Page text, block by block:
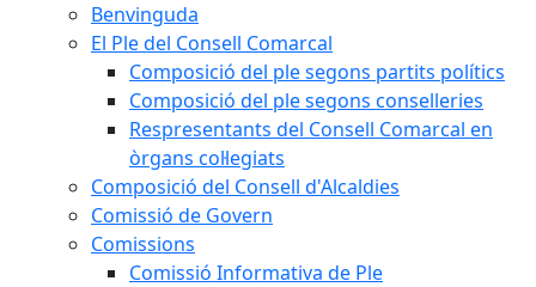
Benvinguda
El Ple del Consell Comarcal
Composició del ple segons partits polítics
Composició del ple segons conselleries
Respresentants del Consell Comarcal en
òrgans col·legiats
Composició del Consell d'Alcaldies
Comissió de Govern
Comissions
Comissió Informativa de Ple